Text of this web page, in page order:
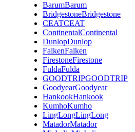
BarumBarum
BridgestoneBridgestone
CEATCEAT
ContinentalContinental
DunlopDunlop
FalkenFalken
FirestoneFirestone
FuldaFulda
GOODTRIPGOODTRIP
GoodyearGoodyear
HankookHankook
KumhoKumho
LingLongLingLong
MatadorMatador